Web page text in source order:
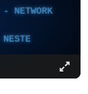
NETWORK